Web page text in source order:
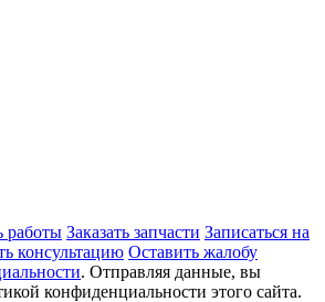
работы Заказать запчасти Записаться на
консультацию Оставить жалобу
. Отправляя данные, вы
конфиденциальности этого сайта.